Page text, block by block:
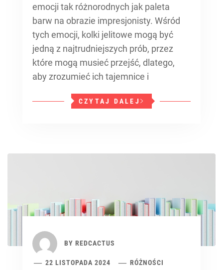
emocji tak różnorodnych jak paleta
barw na obrazie impresjonisty. Wśród
tych emocji, kolki jelitowe mogą być
jedną z najtrudniejszych prób, przez
które mogą musieć przejść, dlatego,
aby zrozumieć ich tajemnice i
CZYTAJ DALEJ
BY REDCACTUS
22 LISTOPADA 2024 RÓŻNOŚCI